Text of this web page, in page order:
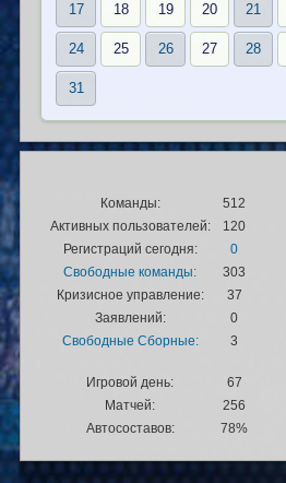
17 18 19 20 21
24 25 26 27 28
31
Команды:
512
Активных пользователей:
120
Регистраций сегодня:
0
Свободные команды:
303
Кризисное управление:
37
Заявлений:
0
Свободные Сборные:
3
Игровой день:
67
Матчей:
256
Автосоставов:
78%